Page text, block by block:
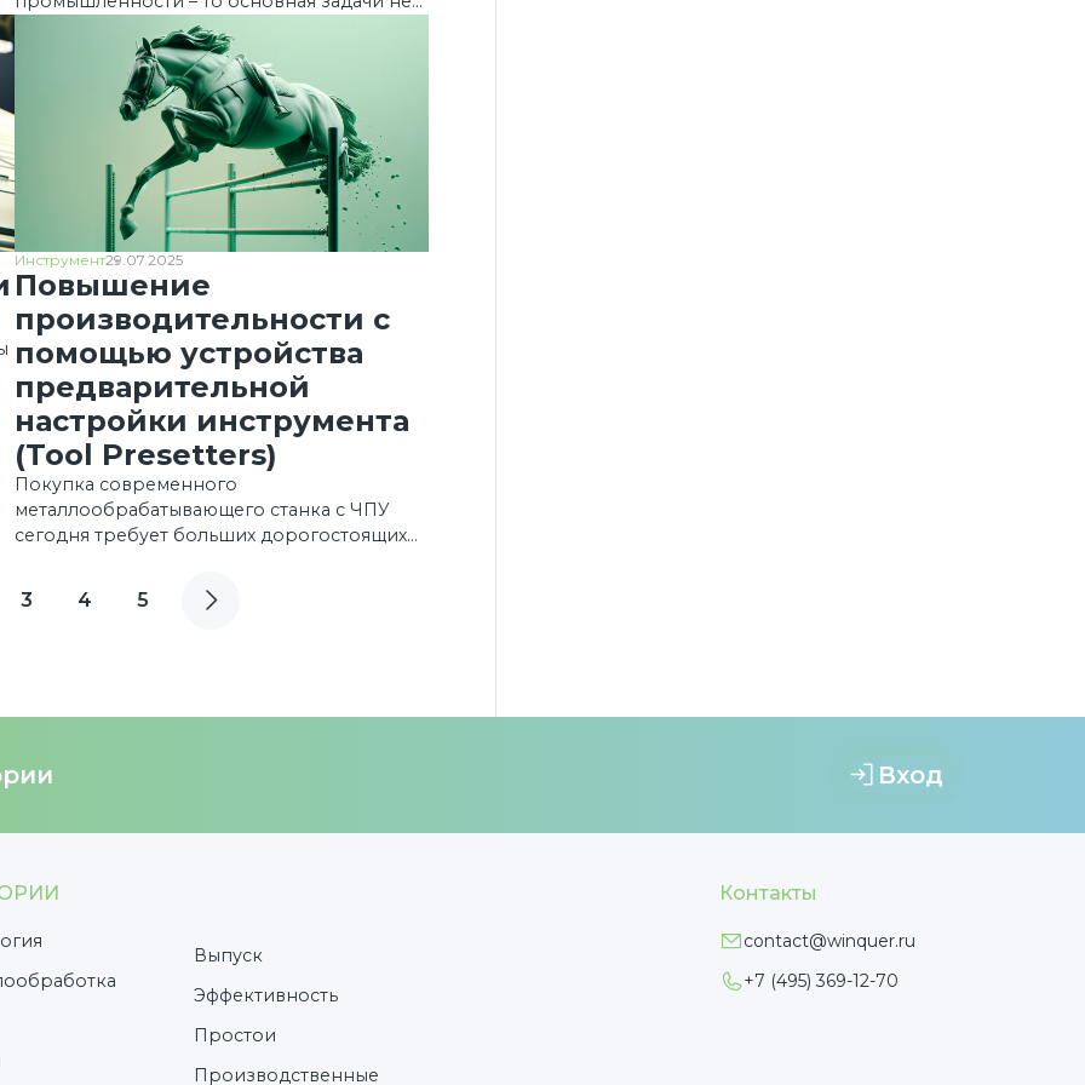
заменить человека, или усложнить ему
жизнь, а прежде всего сделать его
повседневную работу проще и удобнее.
Проблема нехватки квалифицированных
кадров – текущая реальность, но это не
означает что с ней нужно мириться, или
пускать на самотек и ждать пока ситуация
наладится сама собой.
Инструмент29.07.2025
Повышение
производительности с
помощью устройства
предварительной
настройки инструмента
(Tool Presetters)
Покупка современного
металлообрабатывающего станка с ЧПУ
сегодня требует больших дорогостоящих
предприятия хочет, чтобы они как можно
быстрее окупились, и он начал
3 4 5
Вход
Выпуск
Эффективность
Простои
Производственные
Контакты
contact@winquer.ru
+7 (495) 369-12-70